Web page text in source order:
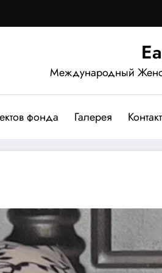
Международный
фонда Галерея